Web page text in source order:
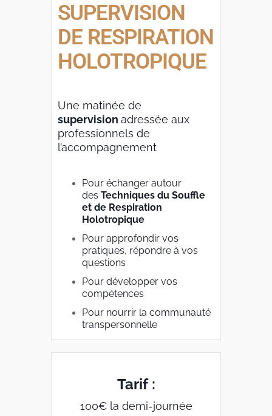
SUPERVISION
DE RESPIRATION
HOLOTROPIQUE
Une matinée de
supervision adressée aux
professionnels de
l’accompagnement
Pour échanger autour
des Techniques du Souffle
et de Respiration
Holotropique
Pour approfondir vos
pratiques, répondre à vos
questions
Pour développer vos
compétences
Pour nourrir la communauté
transpersonnelle
Tarif :
100€ la demi-journée